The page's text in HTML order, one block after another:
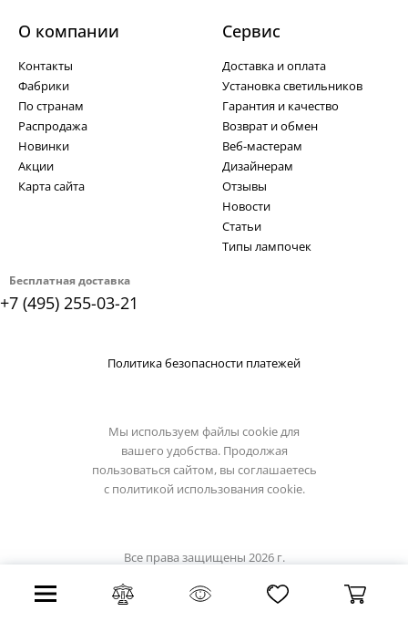
Бесплатная доставка
+7 (495) 255-03-21
О компании
Контакты
Фабрики
По странам
Распродажа
Новинки
Акции
Карта сайта
Cервис
Доставка и оплата
Установка светильников
Гарантия и качество
Возврат и обмен
Веб-мастерам
Дизайнерам
Отзывы
Новости
Статьи
Типы лампочек
Политика безопасности платежей
Мы используем файлы cookie для
вашего удобства. Продолжая
пользоваться сайтом, вы соглашаетесь
с политикой использования cookie.
Все права защищены 2026 г.